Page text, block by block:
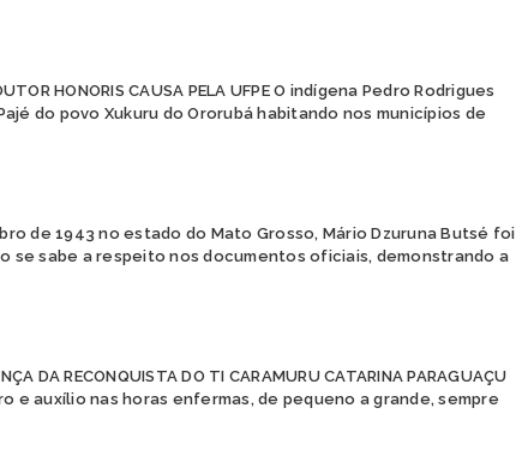
HONORIS CAUSA PELA UFPE O indígena Pedro Rodrigues
do povo Xukuru do Ororubá habitando nos municípios de
de 1943 no estado do Mato Grosso, Mário Dzuruna Butsé foi
se sabe a respeito nos documentos oficiais, demonstrando a
DA RECONQUISTA DO TI CARAMURU CATARINA PARAGUAÇU
e auxílio nas horas enfermas, de pequeno a grande, sempre